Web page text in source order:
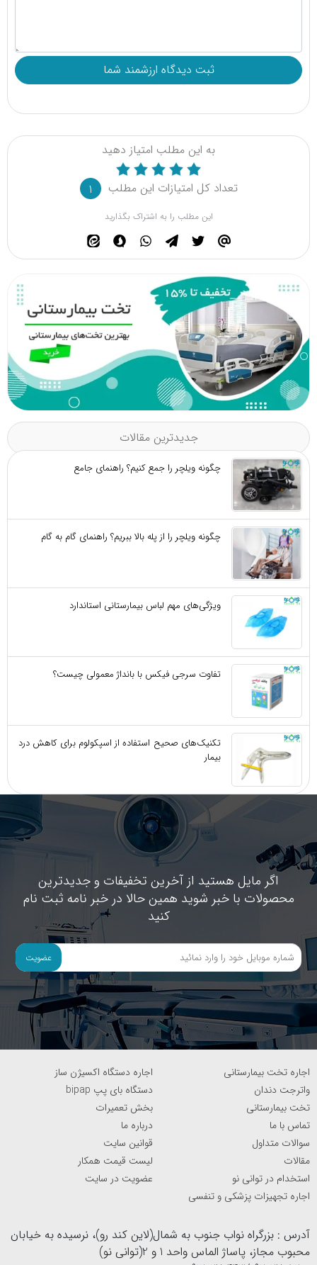
به این مطلب امتیاز دهید
تعداد کل امتیازات این مطلب 1
این مطلب را به اشتراک بگذارید
جدیدترین مقالات
چگونه ویلچر را جمع کنیم؟ راهنمای جامع
چگونه ویلچر را از پله بالا ببریم؟ راهنمای گام به گام
ویژگی‌های مهم لباس بیمارستانی استاندارد
تفاوت سرجی‌ فیکس با بانداژ معمولی چیست؟
تکنیک‌های صحیح استفاده از اسپکولوم برای کاهش درد
بیمار
اگر مایل هستید از آخرین تخفیفات و جدیدترین
محصولات با خبر شوید همین حالا در خبر نامه ثبت نام
کنید
عضویت
اجاره تخت بیمارستانی
اجاره دستگاه اکسیژن ساز
واترجت دندان
دستگاه بای پپ bipap
تخت بیمارستانی
بخش تعمیرات
تماس با ما
درباره ما
سوالات متداول
قوانین سایت
مقالات
لیست قیمت همکار
استخدام در توانی نو
عضویت در سایت
اجاره تجهیزات پزشکی و تنفسی
آدرس : بزرگراه نواب جنوب به شمال(لاین کند رو)، نرسیده به خیابان
محبوب مجاز، پاساژ الماس واحد 1 و 2(توانی نو)